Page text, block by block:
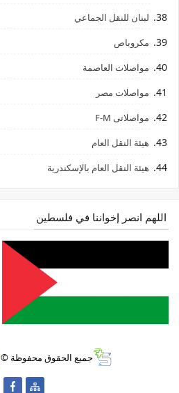
لبنان للنقل الجماعي
مكروباص
مواصلات العاصمة
مواصلات مصر
مواصلاتى F-M
هيئة النقل العام
هيئة النقل العام بالإسكندرية
اللهم انصر إخواننا في فلسطين
جميع الحقوق محفوظة ©